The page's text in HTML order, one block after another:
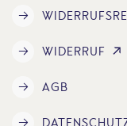
WIDERRUF
AGB